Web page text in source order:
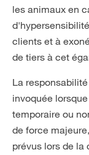
les animaux en
clients et à
de tiers à cet
La
invoquée
temporaire ou
de force
prévus lors de